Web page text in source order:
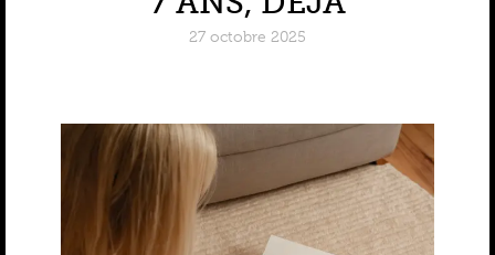
27 octobre 2025